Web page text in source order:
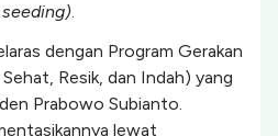
.
dengan Program Gerakan
Resik, dan Indah) yang
Prabowo Subianto.
lewat